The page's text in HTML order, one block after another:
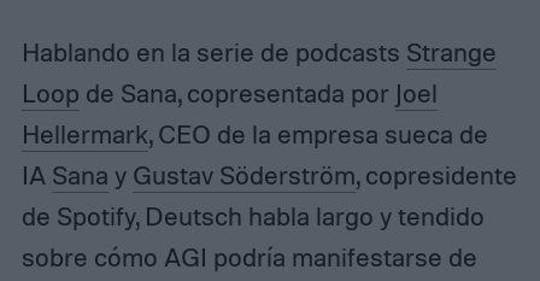
Hablando en la serie de podcasts Strange
Loop de Sana, copresentada por Joel
Hellermark, CEO de la empresa sueca de
IA Sana y Gustav Söderström, copresidente
de Spotify, Deutsch habla largo y tendido
sobre cómo AGI podría manifestarse de